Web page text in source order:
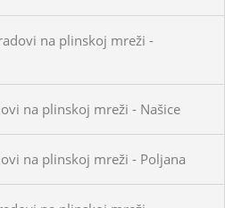
na plinskoj mreži -
na plinskoj mreži - Našice
na plinskoj mreži - Poljana